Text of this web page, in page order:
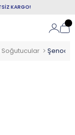
KARGO!
Soğutucular